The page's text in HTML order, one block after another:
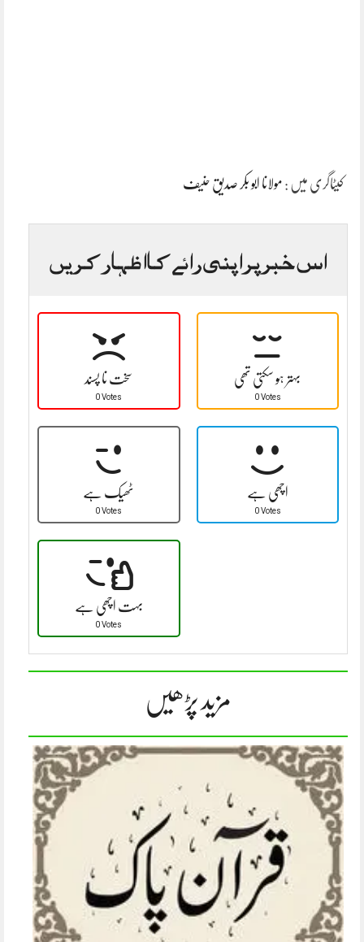
کیٹاگری میں : مولانا ابو بکر صدیق حنیف
اس خبر پر اپنی رائے کا اظہار کریں
سخت نا پسند
0 Votes
بہتر ہو سکتی تھی
0 Votes
ٹھیک ہے
0 Votes
اچھی ہے
0 Votes
بہت اچھی ہے
0 Votes
مزید پڑھیں